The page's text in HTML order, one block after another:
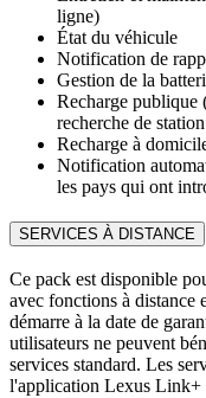
ligne)
État du véhicule
Notification de
Gestion de la
Recharge publique
recherche de
Recharge à
Notification
les pays qui ont
SERVICES À DISTANCE
Ce pack est disponible
avec fonctions à distance
démarre à la date de
utilisateurs ne peuvent
services standard. Les
l'application Lexus Link+